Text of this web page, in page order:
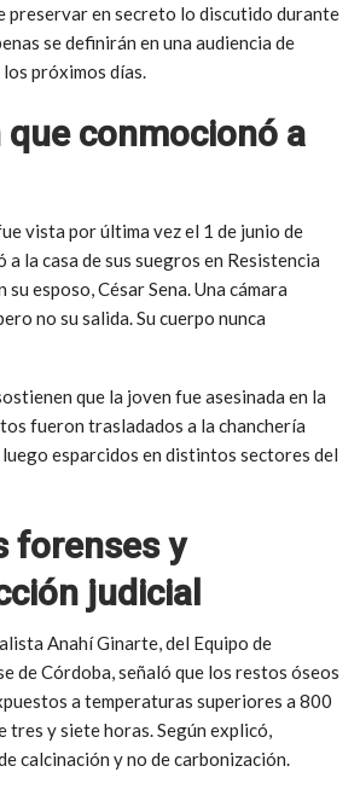
preservar en secreto lo discutido durante
se definirán en una audiencia de
próximos días.
que conmocionó a
vista por última vez el 1 de junio de
la casa de sus suegros en Resistencia
esposo, César Sena. Una cámara
no su salida. Su cuerpo nunca
que la joven fue asesinada en la
fueron trasladados a la chanchería
esparcidos en distintos sectores del
forenses y
judicial
Anahí Ginarte, del Equipo de
de Córdoba, señaló que los restos óseos
a temperaturas superiores a 800
tres y siete horas. Según explicó,
calcinación y no de carbonización.